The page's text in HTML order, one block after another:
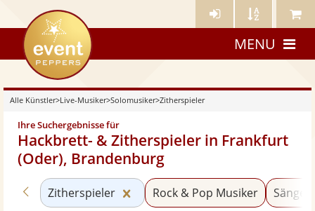
Künstler- Künstler Meine
eventpeppers
MENU
Alle Künstler>Live-Musiker>Solomusiker>Zitherspieler
Ihre Suchergebnisse für
Hackbrett- & Zitherspieler in Frankfurt
(Oder), Brandenburg
Zurück zu «Solomusiker»
Zitherspieler Kategorie «Zitherspieler»
Rock & Pop Musiker